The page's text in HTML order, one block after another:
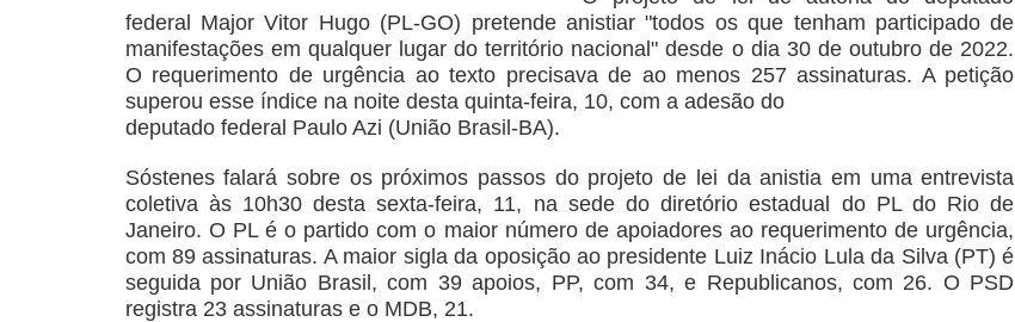
federal Major Vitor Hugo (PL-GO) pretende anistiar "todos os que tenham participado de
manifestações em qualquer lugar do território nacional" desde o dia 30 de outubro de 2022.
O requerimento de urgência ao texto precisava de ao menos 257 assinaturas. A petição
superou esse índice na noite desta quinta-feira, 10, com a adesão do
deputado federal Paulo Azi (União Brasil-BA).
Sóstenes falará sobre os próximos passos do projeto de lei da anistia em uma entrevista
coletiva às 10h30 desta sexta-feira, 11, na sede do diretório estadual do PL do Rio de
Janeiro. O PL é o partido com o maior número de apoiadores ao requerimento de urgência,
com 89 assinaturas. A maior sigla da oposição ao presidente Luiz Inácio Lula da Silva (PT) é
seguida por União Brasil, com 39 apoios, PP, com 34, e Republicanos, com 26. O PSD
registra 23 assinaturas e o MDB, 21.